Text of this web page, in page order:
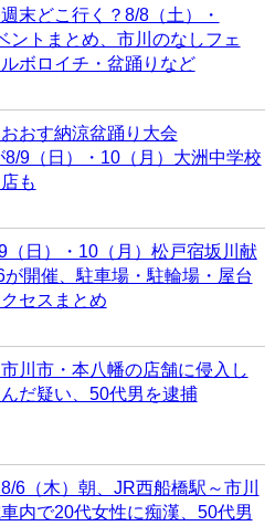
末どこ行く？8/8（土）・
ントまとめ、市川のなしフェ
ボロイチ・盆踊りなど
おおす納涼盆踊り大会
8/9（日）・10（月）大洲中学校
も
（日）・10（月）松戸宿坂川献
開催、駐車場・駐輪場・屋台
セスまとめ
市川市・本八幡の店舗に侵入し
だ疑い、50代男を逮捕
6（木）朝、JR西船橋駅～市川
内で20代女性に痴漢、50代男